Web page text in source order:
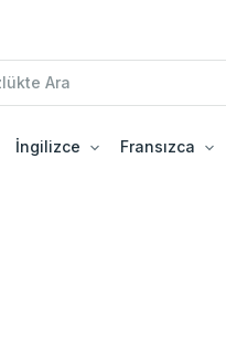
İngilizce Fransızca